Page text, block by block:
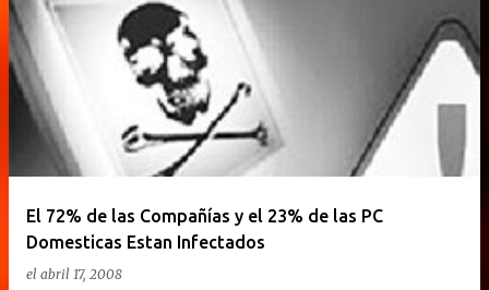
El 72% de las Compañías y el 23% de las PC
Domesticas Estan Infectados
el abril 17, 2008